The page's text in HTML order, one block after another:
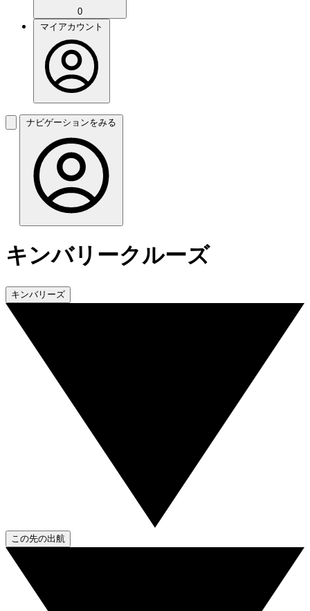
0
マイアカウント
ナビゲーションをみる
キンバリークルーズ
キンバリーズ
この先の出航